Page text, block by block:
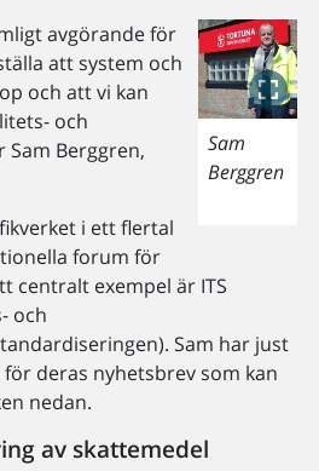
Sam
Berggren
avgörande för
att system och
och att vi kan
och
Sam Berggren,
i ett flertal
forum för
centralt exempel är ITS
och
Sam har just
deras nyhetsbrev som kan
nedan.
av skattemedel